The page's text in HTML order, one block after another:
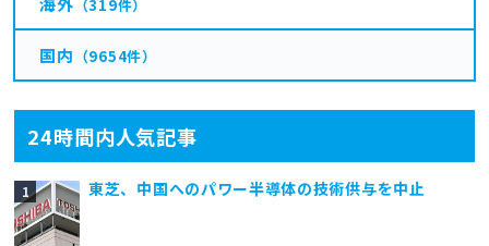
24時間内人気記事
東芝、中国へのパワー半導体の技術供与を中止
（319件）
国内 （9654件）